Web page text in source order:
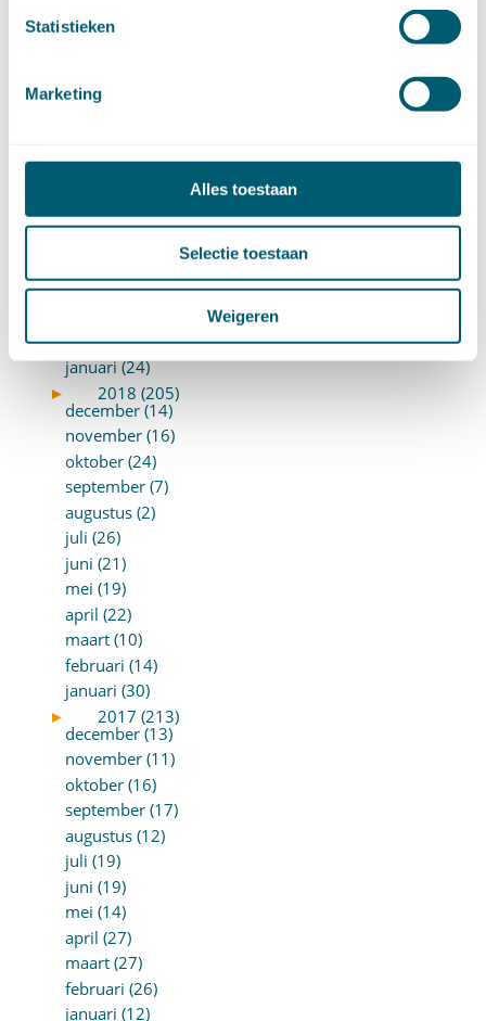
Statistieken
Marketing
Alles toestaan
Selectie toestaan
Weigeren
februari (12)
december (8)
september (8)
juli (10)
april (18)
februari (14)
januari (24)
►
2018 (205)
december (14)
november (16)
oktober (24)
september (7)
augustus (2)
juli (26)
juni (21)
mei (19)
april (22)
maart (10)
februari (14)
januari (30)
►
2017 (213)
december (13)
november (11)
oktober (16)
september (17)
augustus (12)
juli (19)
juni (19)
mei (14)
april (27)
maart (27)
februari (26)
januari (12)